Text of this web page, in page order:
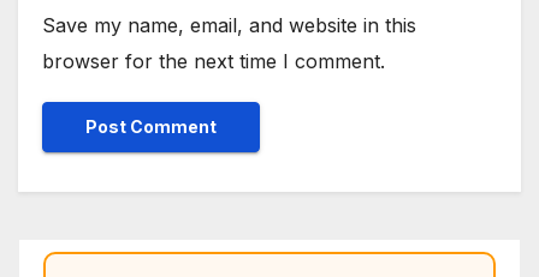
Save my name, email, and website in this
browser for the next time I comment.